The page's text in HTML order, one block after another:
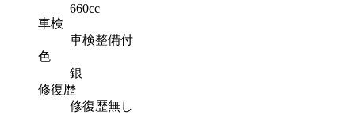
660cc
車検
車検整備付
色
銀
修復歴
修復歴無し